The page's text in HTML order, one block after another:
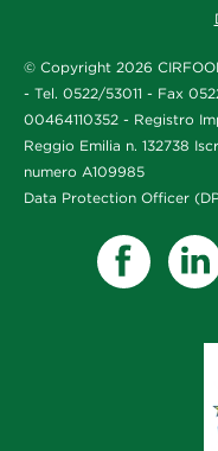
© Copyright 2026
- Tel. 0522/53011 - Fax
00464110352 - Registro
Reggio Emilia n. 132738
numero A109985
Data Protection Officer